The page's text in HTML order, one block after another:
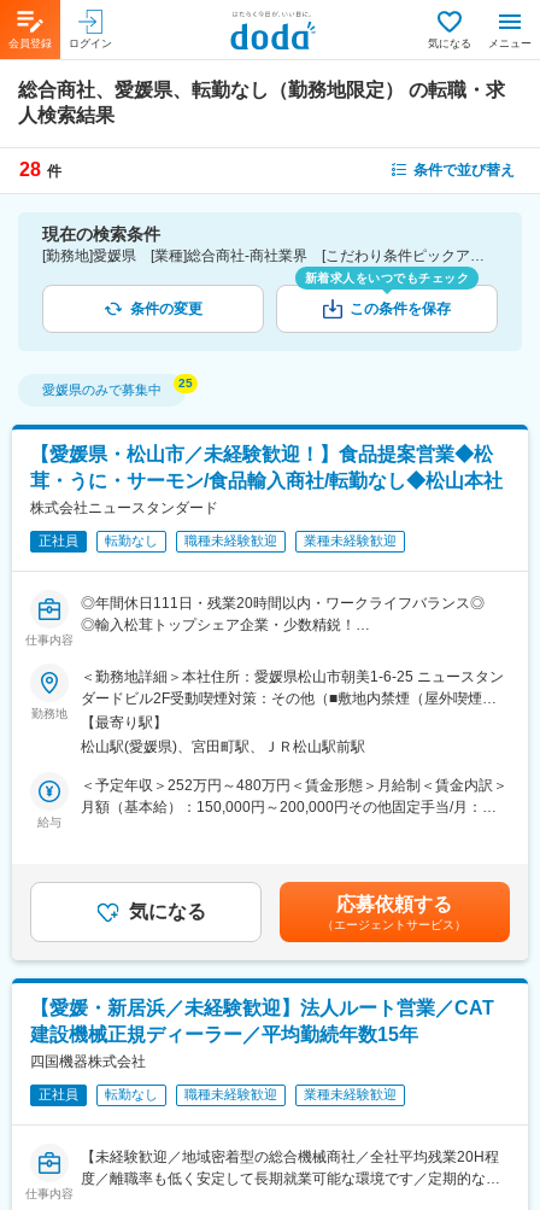
会員登録 ログイン 気になる メニュー
総合商社、愛媛県、転勤なし（勤務地限定）
の転職・求
人検索結果
28 件 条件で並び替え
現在の検索条件
[勤務地]愛媛県 [業種]総合商社-商社業界 [こだわり条件ピックアップ]転勤なし（勤務地限定） [詳細条件](募集・採用情報)転勤なし（勤務地限定）
条件の変更
新着求人をいつでもチェック
この条件を保存
愛媛県のみで募集中
【愛媛県・松山市／未経験歓迎！】食品提案営業◆松
茸・うに・サーモン/食品輸入商社/転勤なし◆松山本社
株式会社ニュースタンダード
正社員 転勤なし 職種未経験歓迎 業種未経験歓迎
仕事内容
◎年間休日111日・残業20時間以内・ワークライフバランス◎
◎輸入松茸トップシェア企業・少数精鋭！
■職務内容
食品商社である当社にて、各種生鮮野菜類、魚介類、冷凍品の仕
入れか ら販促活動をお任せします。今後の事業展開のため、新規
での営業活動をお任せ致します。既存のお客様への提案営業もご
ざいます。
新規営業：既存営業＝６：４程度の想定です。
※主要製品：松茸／サーモン／ウニなど
的に開始していただきます。（1か月はマンスリーマンションでの
生活となります。）
1つ1つの単価が高い、高級食材をメインに取引をしており、今後
はレストランなどへの直卸をしていきます。
■職務詳細
世界中から製品を仕入れ全国各地の卸売市場に対し電話での販促
活動を行っていただきます。
日々の価格変動もありますが、既存顧客からの指名も多く頂けま
す。
【競合優位性】
当社の取り扱う松茸は、世界各国に仕入れ先があり日本TOP3に入
勤務地
＜勤務地詳細＞本社住所：愛媛県松山市朝美1-6-25 ニュースタン
ダードビル2F受動喫煙対策：その他（■敷地内禁煙（屋外喫煙可
能場所あり））変更の範囲：会社の定める事業所
【最寄り駅】
松山駅(愛媛県)、宮田町駅、ＪＲ松山駅前駅
給与
＜予定年収＞252万円～480万円＜賃金形態＞月給制＜賃金内訳＞
月額（基本給）：150,000円～200,000円その他固定手当/月：
支給）賃金はあくまでも目安の金額であり、選考を通じて上下す
る可能性があります。月給(月額)は固定手当を含めた表記です。
気になる 応募依頼する
（エージェントサービス）
【愛媛・新居浜／未経験歓迎】法人ルート営業／CAT
建設機械正規ディーラー／平均勤続年数15年
四国機器株式会社
正社員 転勤なし 職種未経験歓迎 業種未経験歓迎
仕事内容
【未経験歓迎／地域密着型の総合機械商社／全社平均残業20H程
度／離職率も低く安定して長期就業可能な環境です／定期的なア